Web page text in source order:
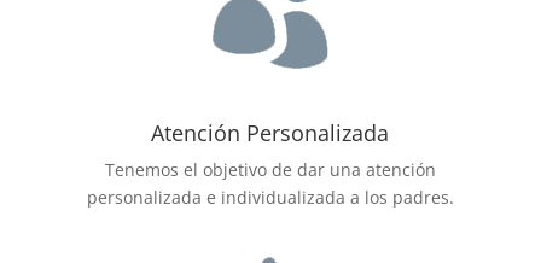
Atención Personalizada
Tenemos el objetivo de dar una atención
personalizada e individualizada a los padres.